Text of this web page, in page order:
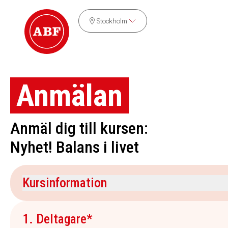
Stockholm
Anmälan
Anmäl dig till kursen:
Nyhet! Balans i livet
Kursinformation
Kursdatum
20 september 2026
1. Deltagare*